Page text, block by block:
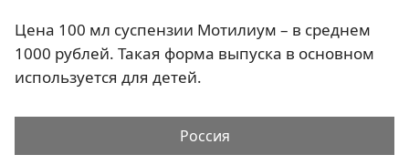
Цена 100 мл суспензии Мотилиум – в среднем
1000 рублей. Такая форма выпуска в основном
используется для детей.
Россия